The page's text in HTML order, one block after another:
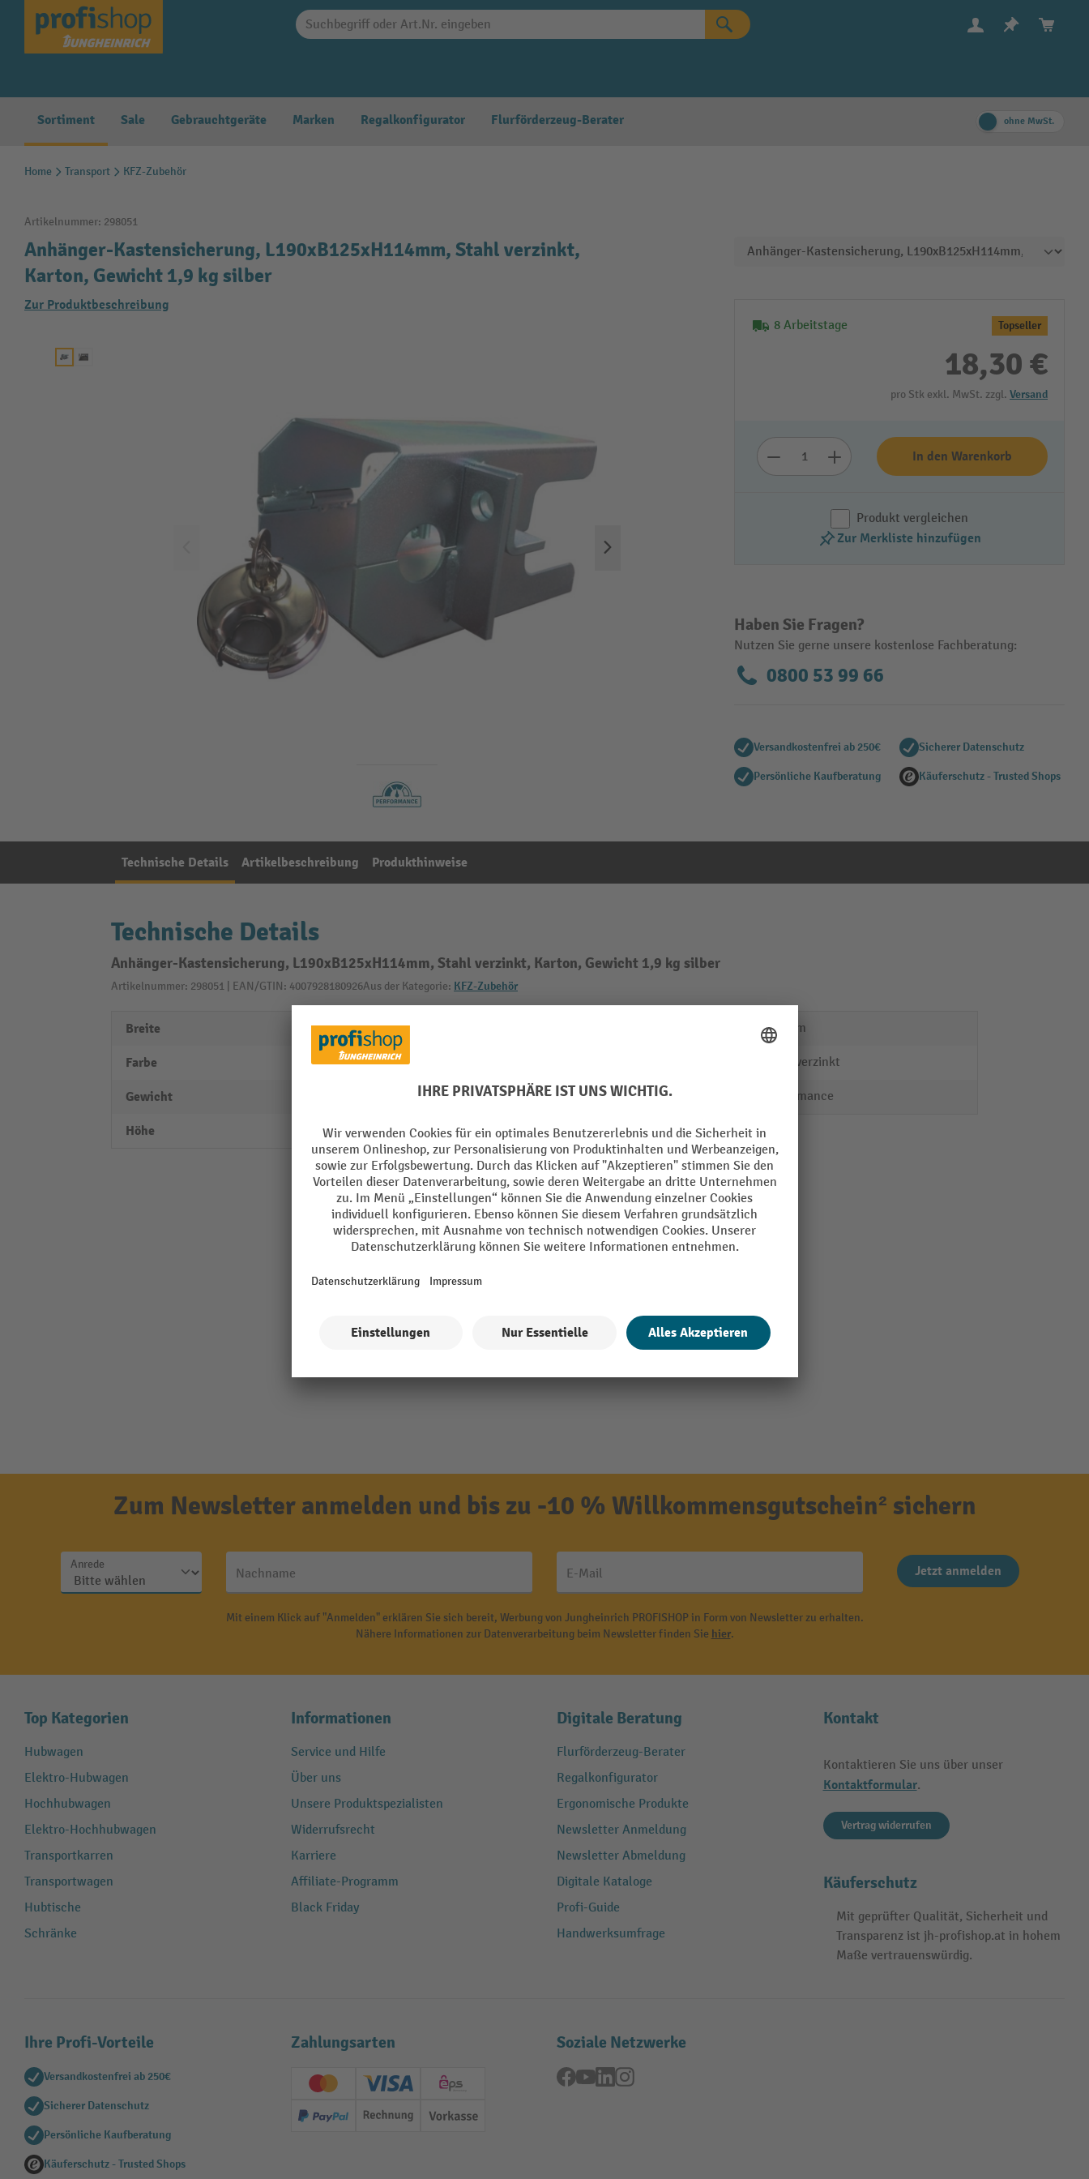
Zur Hauptnavigation springen
Sortiment Sale Gebrauchtgeräte Marken Regalkonfigurator Flurförderzeug-Berater ohne MwSt.
Home Transport KFZ-Zubehör
Artikelnummer: 298051
Anhänger-Kastensicherung, L190xB125xH114mm, Stahl verzinkt,
Karton, Gewicht 1,9 kg silber
Zur Produktbeschreibung
8 Arbeitstage Topseller
18,30 €
pro Stk exkl. MwSt. zzgl. Versand
In den Warenkorb
Produkt vergleichen
Zur Merkliste hinzufügen
Haben Sie Fragen?
Nutzen Sie gerne unsere kostenlose Fachberatung:
0800 53 99 66
Versandkostenfrei ab 250€ Sicherer Datenschutz
Persönliche Kaufberatung Käuferschutz - Trusted Shops
Technische Details Artikelbeschreibung Produkthinweise
Technische Details
Anhänger-Kastensicherung, L190xB125xH114mm, Stahl verzinkt, Karton, Gewicht 1,9 kg silber
Artikelnummer: 298051 | EAN/GTIN: 4007928180926Aus der Kategorie: KFZ-Zubehör
Breite 125 mm
Farbe silber
Gewicht
Höhe 114 mm
190 mm
Stahl verzinkt
Segment Performance
Zum Newsletter anmelden und bis zu -10 % Willkommensgutschein² sichern
Anrede
Nachname E-Mail Jetzt anmelden
Mit einem Klick auf "Anmelden" erklären Sie sich bereit, Werbung von Jungheinrich PROFISHOP in Form von Newsletter zu erhalten.
Nähere Informationen zur Datenverarbeitung beim Newsletter finden Sie hier.
Top Kategorien
Hubwagen
Elektro-Hubwagen
Hochhubwagen
Elektro-Hochhubwagen
Transportkarren
Transportwagen
Hubtische
Schränke
Informationen
Service und Hilfe
Über uns
Unsere Produktspezialisten
Widerrufsrecht
Karriere
Affiliate-Programm
Black Friday
Digitale Beratung
Flurförderzeug-Berater
Regalkonfigurator
Ergonomische Produkte
Newsletter Anmeldung
Newsletter Abmeldung
Digitale Kataloge
Profi-Guide
Handwerksumfrage
Kontakt
Kontaktieren Sie uns über unser
Kontaktformular.
Vertrag widerrufen
Käuferschutz
Mit geprüfter Qualität, Sicherheit und
Transparenz ist jh-profishop.at in hohem
Maße vertrauenswürdig.
Ihre Profi-Vorteile
Versandkostenfrei ab 250€
Sicherer Datenschutz
Persönliche Kaufberatung
Käuferschutz - Trusted Shops
Zahlungsarten
Creditcard (Master)Creditcard (Visa)
EPS
PayPal Rechnung Vorkasse
Soziale Netzwerke
Facebook
YouTubeLinkedInInstagram